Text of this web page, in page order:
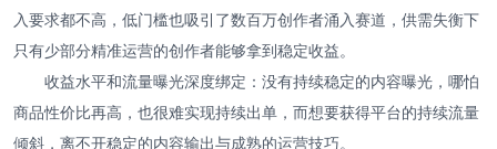
入要求都不高，低门槛也吸引了数百万创作者涌入赛道，供需失衡下
只有少部分精准运营的创作者能够拿到稳定收益。
收益水平和流量曝光深度绑定：没有持续稳定的内容曝光，哪怕
商品性价比再高，也很难实现持续出单，而想要获得平台的持续流量
倾斜，离不开稳定的内容输出与成熟的运营技巧。